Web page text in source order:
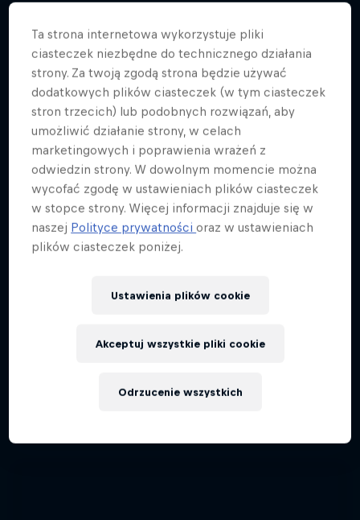
2020: Zobacz, co działo się na trasie
TANIEC
Ta strona internetowa wykorzystuje pliki
ciasteczek niezbędne do technicznego działania
strony. Za twoją zgodą strona będzie używać
dodatkowych plików ciasteczek (w tym ciasteczek
stron trzecich) lub podobnych rozwiązań, aby
umożliwić działanie strony, w celach
marketingowych i poprawienia wrażeń z
odwiedzin strony. W dowolnym momencie można
wycofać zgodę w ustawieniach plików ciasteczek
w stopce strony. Więcej informacji znajduje się w
naszej Polityce prywatnościoraz w ustawieniach
plików ciasteczek poniżej.
Ustawienia plików cookie
Odrzucenie wszystkich
Akceptuj wszystkie pliki cookie